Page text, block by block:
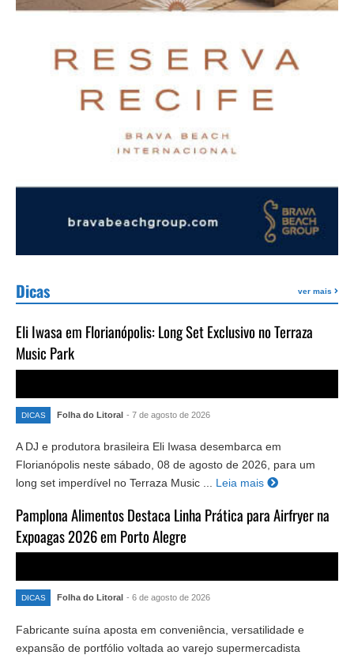
Dicas ver mais
Eli Iwasa em Florianópolis: Long Set Exclusivo no Terraza
Music Park
DICAS Folha do Litoral - 7 de agosto de 2026
A DJ e produtora brasileira Eli Iwasa desembarca em
Florianópolis neste sábado, 08 de agosto de 2026, para um
long set imperdível no Terraza Music ...
Leia mais
Pamplona Alimentos Destaca Linha Prática para Airfryer na
Expoagas 2026 em Porto Alegre
DICAS Folha do Litoral - 6 de agosto de 2026
Fabricante suína aposta em conveniência, versatilidade e
expansão de portfólio voltada ao varejo supermercadista